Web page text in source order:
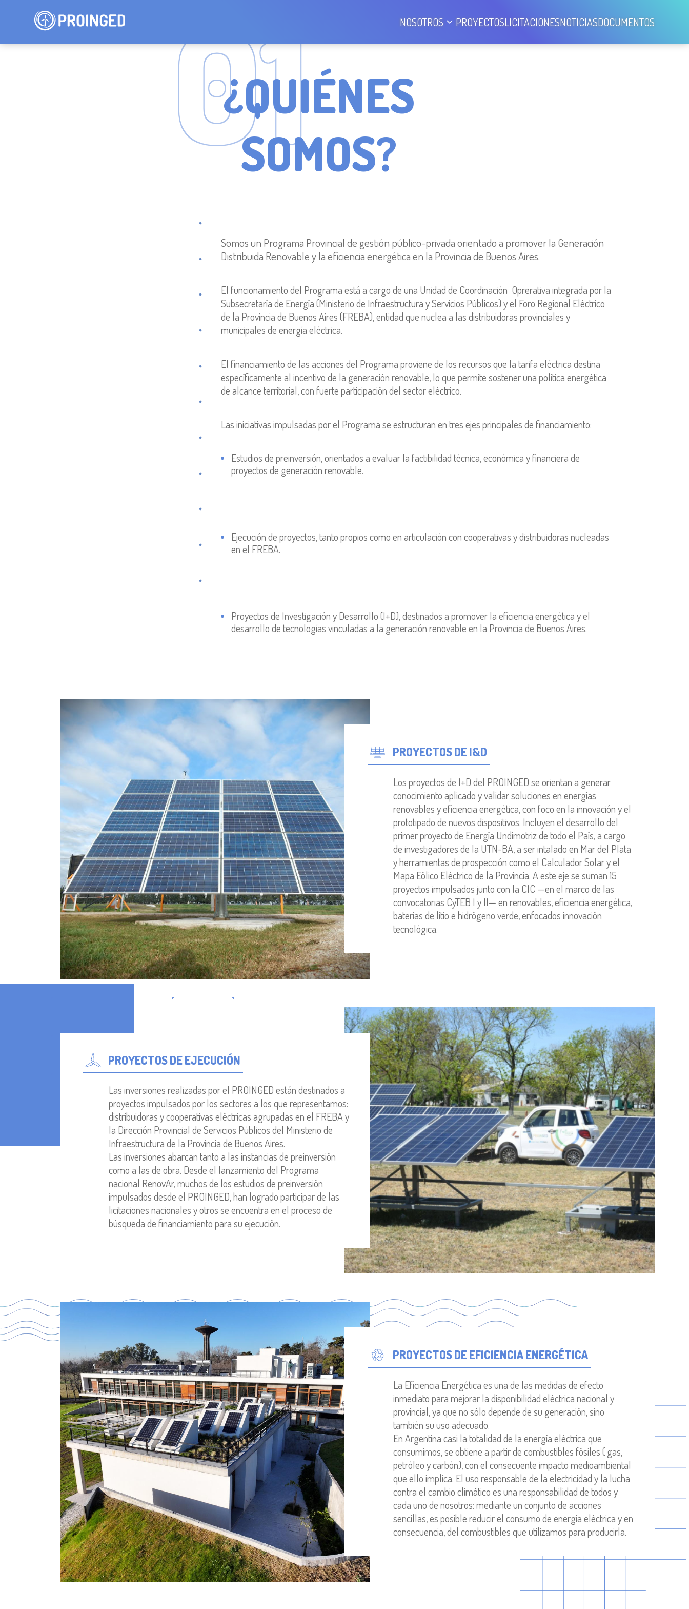
NOSOTROS PROYECTOSLICITACIONESNOTICIASDOCUMENTOS
01
¿QUIÉNES
SOMOS?
Somos un Programa Provincial de gestión público-privada orientado a promover la Generación
Distribuida Renovable y la eficiencia energética en la Provincia de Buenos Aires.
El funcionamiento del Programa está a cargo de una Unidad de Coordinación Oprerativa integrada por la
Subsecretaría de Energía (Ministerio de Infraestructura y Servicios Públicos) y el Foro Regional Eléctrico
de la Provincia de Buenos Aires (FREBA), entidad que nuclea a las distribuidoras provinciales y
municipales de energía eléctrica.
El financiamiento de las acciones del Programa proviene de los recursos que la tarifa eléctrica destina
específicamente al incentivo de la generación renovable, lo que permite sostener una política energética
de alcance territorial, con fuerte participación del sector eléctrico.
Las iniciativas impulsadas por el Programa se estructuran en tres ejes principales de financiamiento:
Estudios de preinversión, orientados a evaluar la factibilidad técnica, económica y financiera de
proyectos de generación renovable.
Ejecución de proyectos, tanto propios como en articulación con cooperativas y distribuidoras nucleadas
en el FREBA.
Proyectos de Investigación y Desarrollo (I+D), destinados a promover la eficiencia energética y el
desarrollo de tecnologías vinculadas a la generación renovable en la Provincia de Buenos Aires.
PROYECTOS DE I&D
Los proyectos de I+D del PROINGED se orientan a generar
conocimiento aplicado y validar soluciones en energías
renovables y eficiencia energética, con foco en la innovación y el
prototipado de nuevos dispositivos. Incluyen el desarrollo del
primer proyecto de Energía Undimotriz de todo el País, a cargo
de investigadores de la UTN-BA, a ser intalado en Mar del Plata
y herramientas de prospección como el Calculador Solar y el
Mapa Eólico Eléctrico de la Provincia. A este eje se suman 15
proyectos impulsados junto con la CIC —en el marco de las
convocatorias CyTEB I y II— en renovables, eficiencia energética,
baterías de litio e hidrógeno verde, enfocados innovación
tecnológica.
PROYECTOS DE EJECUCIÓN
Las inversiones realizadas por el PROINGED están destinados a
proyectos impulsados por los sectores a los que representamos:
distribuidoras y cooperativas eléctricas agrupadas en el FREBA y
la Dirección Provincial de Servicios Públicos del Ministerio de
Infraestructura de la Provincia de Buenos Aires.
Las inversiones abarcan tanto a las instancias de preinversión
como a las de obra. Desde el lanzamiento del Programa
nacional RenovAr, muchos de los estudios de preinversión
impulsados desde el PROINGED, han logrado participar de las
licitaciones nacionales y otros se encuentra en el proceso de
búsqueda de financiamiento para su ejecución.
PROYECTOS DE EFICIENCIA ENERGÉTICA
La Eficiencia Energética es una de las medidas de efecto
inmediato para mejorar la disponibilidad eléctrica nacional y
provincial, ya que no sólo depende de su generación, sino
también su uso adecuado.
En Argentina casi la totalidad de la energía eléctrica que
consumimos, se obtiene a partir de combustibles fósiles ( gas,
petróleo y carbón), con el consecuente impacto medioambiental
que ello implica. El uso responsable de la electricidad y la lucha
contra el cambio climático es una responsabilidad de todos y
cada uno de nosotros: mediante un conjunto de acciones
sencillas, es posible reducir el consumo de energía eléctrica y en
consecuencia, del combustibles que utilizamos para producirla.